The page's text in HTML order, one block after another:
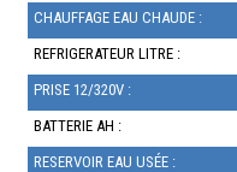
CHAUFFAGE EAU CHAUDE :
REFRIGERATEUR LITRE :
PRISE 12/320V :
BATTERIE AH :
RESERVOIR EAU USÉE :